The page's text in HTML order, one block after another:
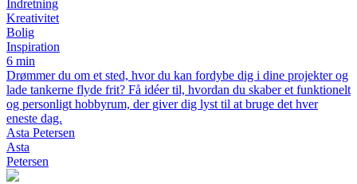
Indretning
Kreativitet
Bolig
Inspiration
6 min
Drømmer du om et sted, hvor du kan fordybe dig i dine projekter og
lade tankerne flyde frit? Få idéer til, hvordan du skaber et funktionelt
og personligt hobbyrum, der giver dig lyst til at bruge det hver
eneste dag.
Asta Petersen
Asta
Petersen